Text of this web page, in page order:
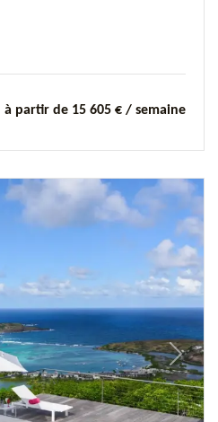
à partir de 15 605 € / semaine
Next